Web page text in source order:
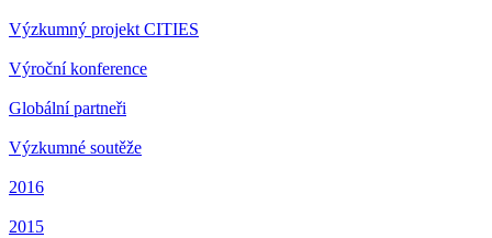
Výzkumný projekt CITIES
Výroční konference
Globální partneři
Výzkumné soutěže
2016
2015